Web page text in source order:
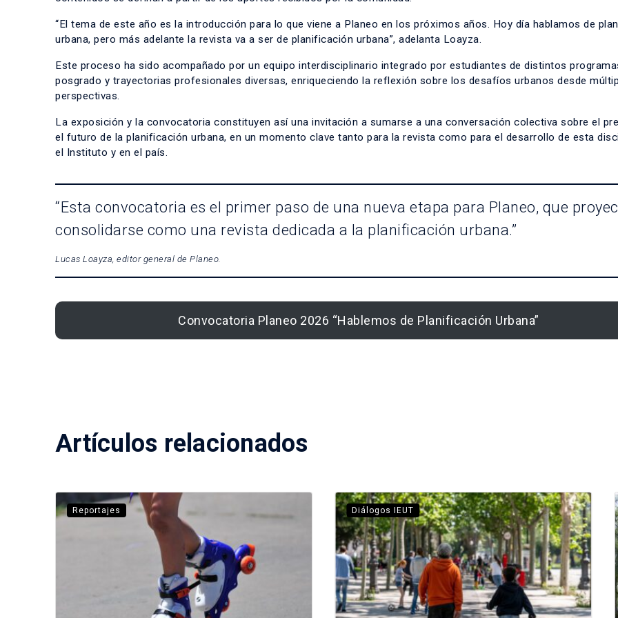
“El tema de este año es la introducción para lo que viene a Planeo en los próximos años. Hoy día hablamos de
urbana, pero más adelante la revista va a ser de planificación urbana”, adelanta Loayza.
Este proceso ha sido acompañado por un equipo interdisciplinario integrado por estudiantes de distintos
posgrado y trayectorias profesionales diversas, enriqueciendo la reflexión sobre los desafíos urbanos desde
perspectivas.
La exposición y la convocatoria constituyen así una invitación a sumarse a una conversación colectiva sobre el
el futuro de la planificación urbana, en un momento clave tanto para la revista como para el desarrollo de esta
el Instituto y en el país.
“Esta convocatoria es el primer paso de una nueva etapa para Planeo, que
consolidarse como una revista dedicada a la planificación urbana.”
Lucas Loayza, editor general de Planeo.
Convocatoria Planeo 2026 “Hablemos de Planificación Urbana”
Artículos relacionados
Reportajes Diálogos IEUT